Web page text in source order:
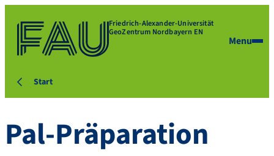
Friedrich-Alexander-Universität
GeoZentrum Nordbayern EN
Menu
Start
Pal-Präparation